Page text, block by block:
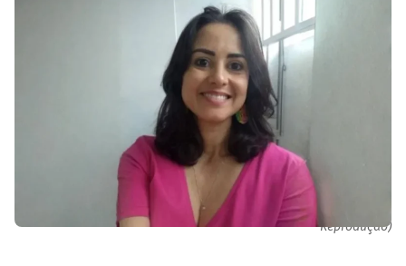
Érika Luciana de Souza Machado, Biomédica desaparecida (Foto:
Reprodução)